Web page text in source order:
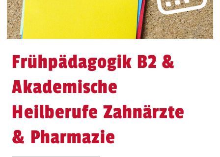
Frühpädagogik B2 &
Akademische
Heilberufe Zahnärzte
& Pharmazie